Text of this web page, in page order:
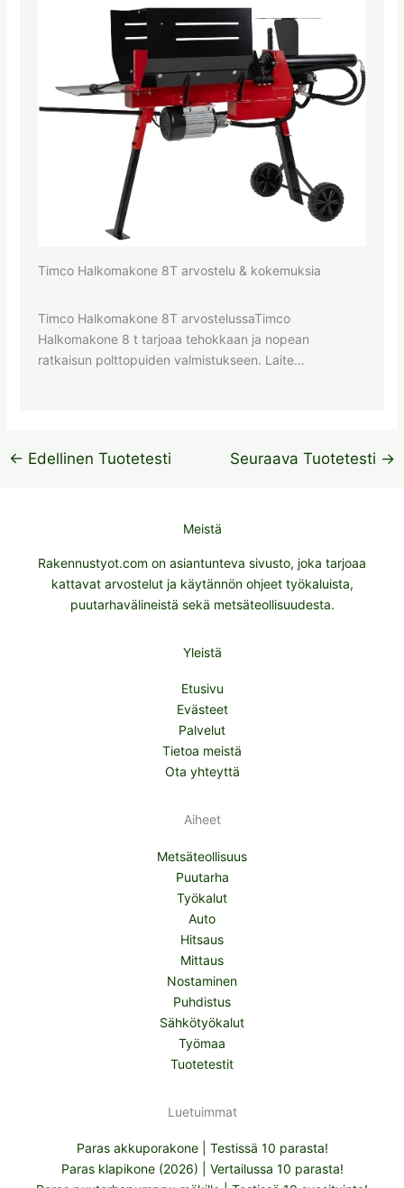
Timco Halkomakone 8T arvostelu & kokemuksia
Timco Halkomakone 8T arvostelussaTimco
Halkomakone 8 t tarjoaa tehokkaan ja nopean
ratkaisun polttopuiden valmistukseen. Laite…
← Edellinen Tuotetesti Seuraava Tuotetesti →
Meistä
Rakennustyot.com on asiantunteva sivusto, joka tarjoaa
kattavat arvostelut ja käytännön ohjeet työkaluista,
puutarhavälineistä sekä metsäteollisuudesta.
Yleistä
Etusivu
Evästeet
Palvelut
Tietoa meistä
Ota yhteyttä
Aiheet
Metsäteollisuus
Puutarha
Työkalut
Auto
Hitsaus
Mittaus
Nostaminen
Puhdistus
Sähkötyökalut
Työmaa
Tuotetestit
Luetuimmat
Paras akkuporakone | Testissä 10 parasta!
Paras klapikone (2026) | Vertailussa 10 parasta!